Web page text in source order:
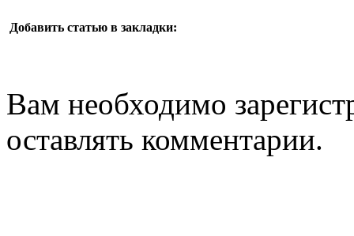
Добавить статью в закладки:
Вам необходимо
оставлять комментарии.